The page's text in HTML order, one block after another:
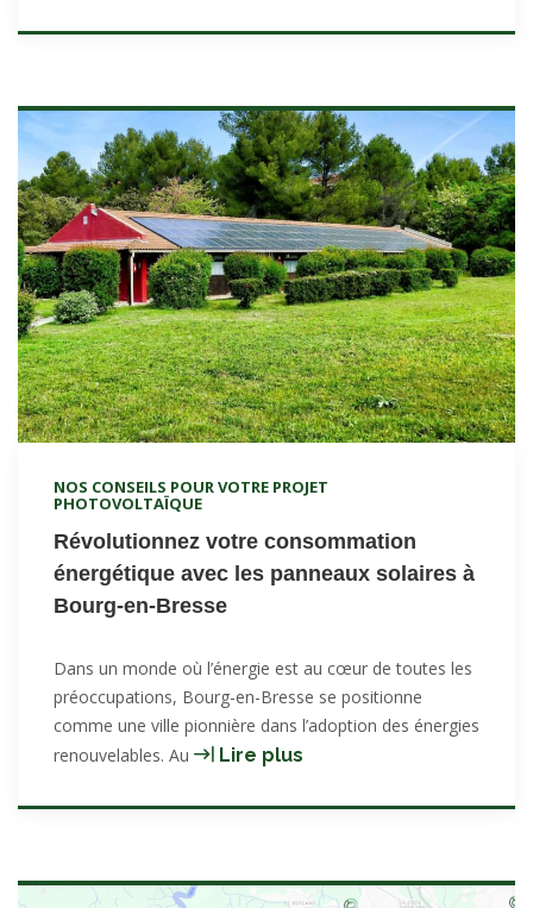
crise
dans
le
secteur
du
rachat
NOS CONSEILS POUR VOTRE PROJET
PHOTOVOLTAÏQUE
Révolutionnez votre consommation
énergétique avec les panneaux solaires à
Bourg-en-Bresse
Dans un monde où l’énergie est au cœur de toutes les
préoccupations, Bourg-en-Bresse se positionne
comme une ville pionnière dans l’adoption des énergies
renouvelables. Au
Lire plus
consommation
les